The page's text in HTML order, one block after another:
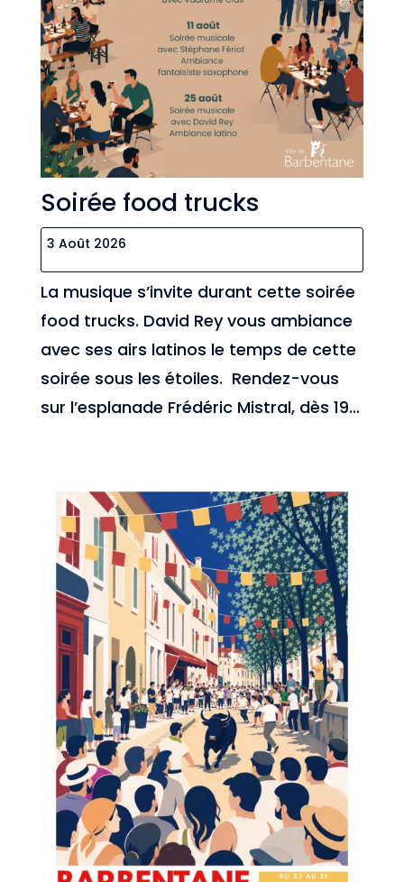
Soirée food trucks
3 Août 2026
La musique s’invite durant cette soirée
food trucks. David Rey vous ambiance
avec ses airs latinos le temps de cette
soirée sous les étoiles. Rendez-vous
sur l’esplanade Frédéric Mistral, dès 19...